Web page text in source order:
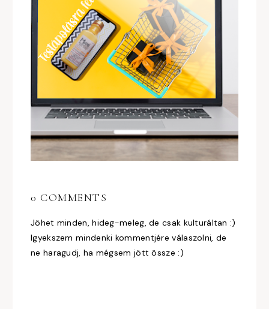
0 COMMENTS
Jöhet minden, hideg-meleg, de csak kulturáltan :)
Igyekszem mindenki kommentjére válaszolni, de
ne haragudj, ha mégsem jött össze :)